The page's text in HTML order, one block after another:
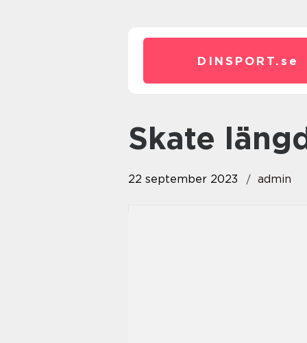
DINSPORT. se
skate
22 september 2023 admin